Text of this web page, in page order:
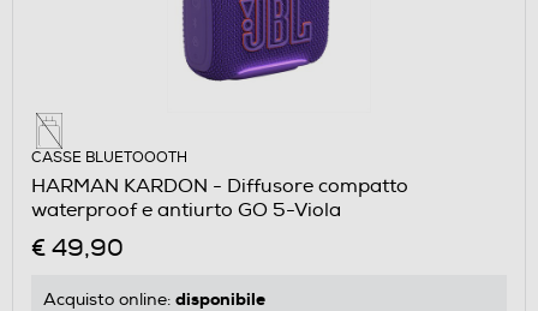
CASSE BLUETOOOTH
HARMAN KARDON - Diffusore compatto
waterproof e antiurto GO 5-Viola
€ 49,90
Acquisto online: disponibile